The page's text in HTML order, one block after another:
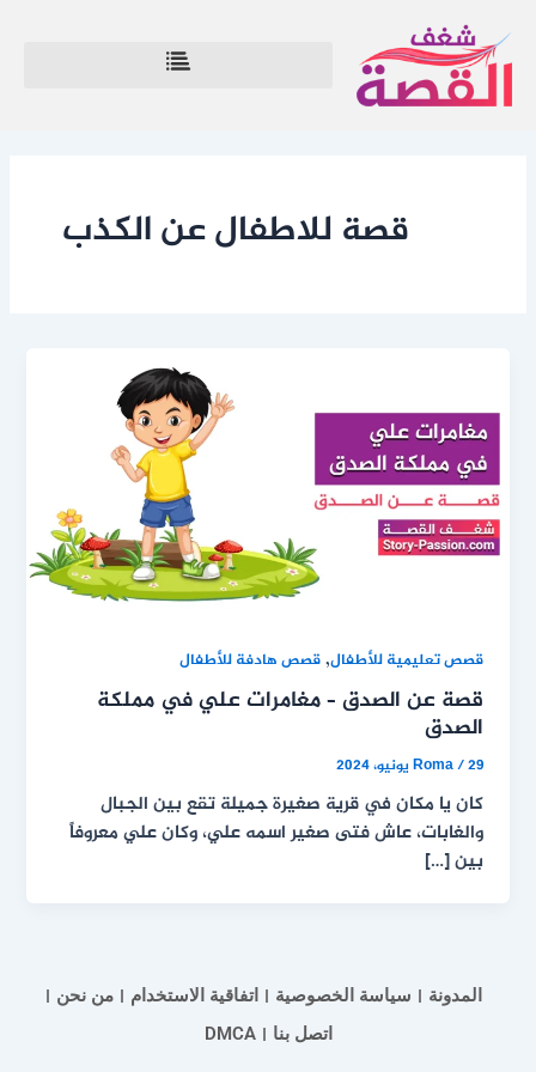
إلى
المحتوى
قصة للاطفال عن الكذب
قصص تعليمية للأطفال,قصص هادفة للأطفال
قصة عن الصدق – مغامرات علي في مملكة
الصدق
Roma/29 يونيو، 2024
كان يا مكان في قرية صغيرة جميلة تقع بين الجبال
والغابات، عاش فتى صغير اسمه علي، وكان علي معروفاً
بين […]
المدونة سياسة الخصوصية اتفاقية الاستخدام
من نحن
اتصل بنا
DMCA